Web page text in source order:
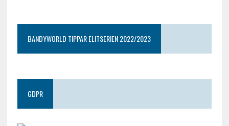
BANDYWORLD TIPPAR ELITSERIEN 2022/2023
GDPR